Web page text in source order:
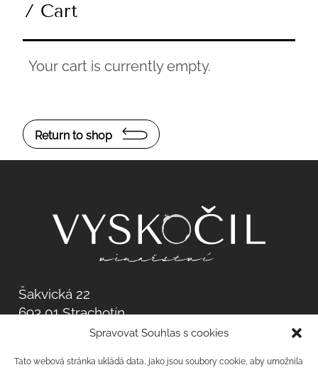
Spravovat Souhlas s cookies
Tato webová stránka ukládá data, jako jsou soubory cookie, aby umožnila
/ Cart
Your cart is currently empty.
Return to shop
Šakvická 22
693 01 Strachotín
CZ08189285